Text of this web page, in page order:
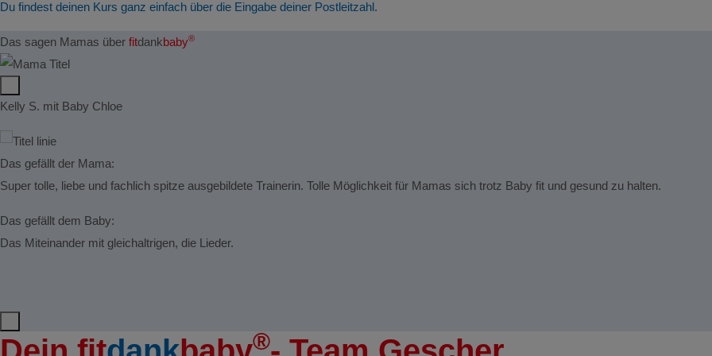
Du findest deinen Kurs ganz einfach über die Eingabe deiner Postleitzahl.
Das sagen Mamas über fitdankbaby®
Kelly S. mit Baby Chloe
Das gefällt der Mama:
Super tolle, liebe und fachlich spitze ausgebildete Trainerin. Tolle Möglichkeit für Mamas sich trotz Baby fit und gesund zu halten.
Das gefällt dem Baby:
Das Miteinander mit gleichaltrigen, die Lieder.
®